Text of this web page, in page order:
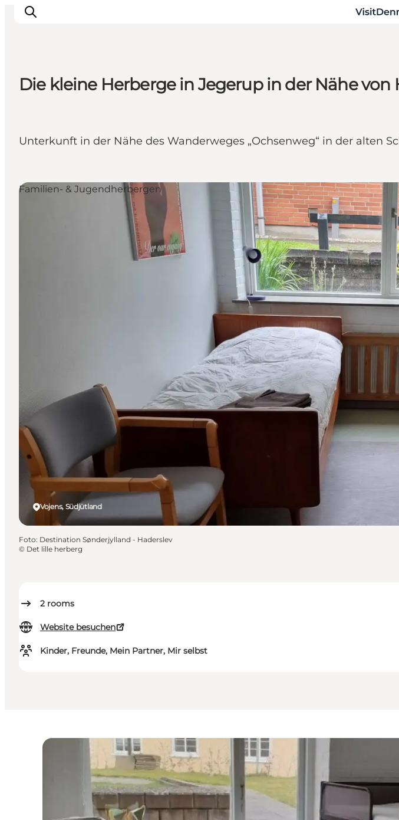
Erlebnisse
Die kleine Herberge in Jegerup in der Nähe
Unterkunft in der Nähe des Wanderweges „Ochsenweg“ in der alten
2 rooms
Website besuchen
Kinder, Freunde, Mein Partner, Mir selbst
Vojens, Südjütland
Familien- & Jugendherbergen
Foto: Destination Sønderjylland - Haderslev
© Det lille herberg